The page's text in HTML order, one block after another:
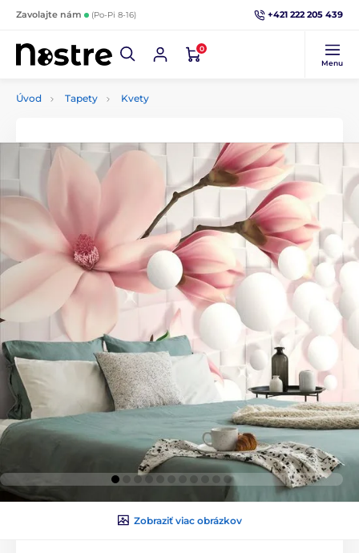
Zavolajte nám (Po-Pi 8-16) +421 222 205 439
0
Menu
Úvod Tapety Kvety
Zobraziť viac obrázkov